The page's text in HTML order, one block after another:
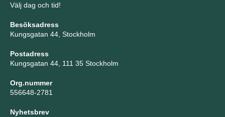
Välj dag och tid!
Besöksadress
Kungsgatan 44, Stockholm
Postadress
Kungsgatan 44, 111 35 Stockholm
Org.nummer
556648-2781
Nyhetsbrev